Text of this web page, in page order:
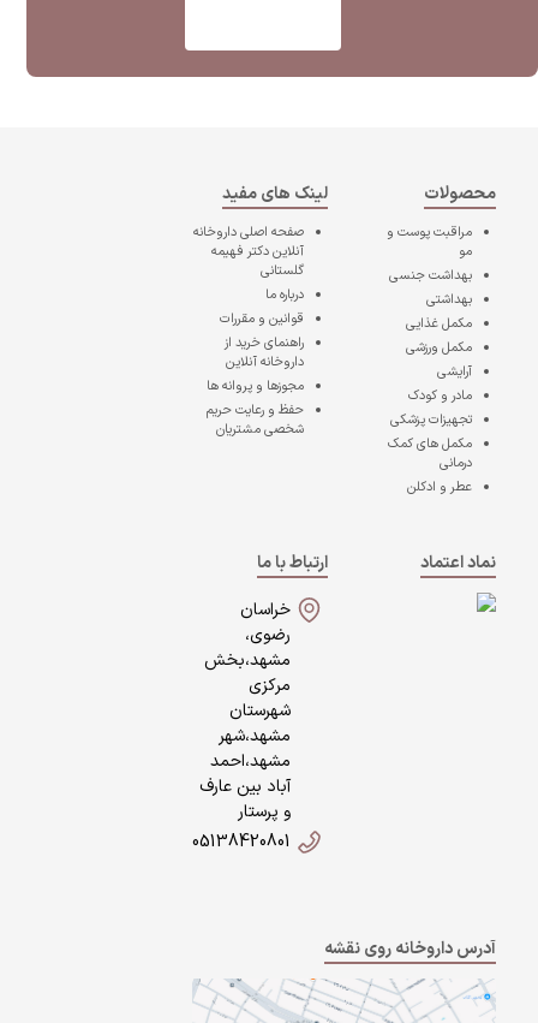
محصولات
مراقبت پوست و
مو
بهداشت جنسی
بهداشتی
مکمل غذایی
مکمل ورزشی
آرایشی
مادر و کودک
تجهیزات پزشکی
مکمل های کمک
درمانی
عطر و ادکلن
لینک های مفید
صفحه اصلیداروخانه
آنلاین دکتر فهیمه
گلستانی
درباره ما
قوانین و مقررات
راهنمای خرید از
داروخانه آنلاین
مجوزها و پروانه ها
حفظ و رعایت حریم
شخصی مشتریان
نماد اعتماد
ارتباط با ما
خراسان
رضوی،
مشهد،بخش
مرکزی
شهرستان
مشهد،شهر
مشهد،احمد
آباد بین عارف
و پرستار
05138420801
آدرس داروخانه روی نقشه